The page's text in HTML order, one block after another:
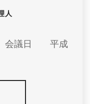
人
】 会議日 平成